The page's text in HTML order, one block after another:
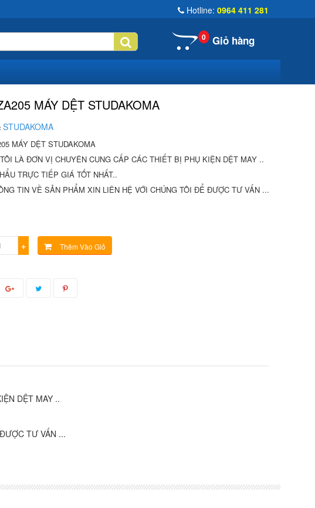
Hotline: 0964 411 281
0 Giỏ hàng
MÁY DỆT STUDAKOMA
STUDAKOMA
MÁY DỆT STUDAKOMA
LÀ ĐƠN VỊ CHUYÊN CUNG CẤP CÁC THIẾT BỊ PHỤ KIỆN DỆT MAY ..
TRỰC TIẾP GIÁ TỐT NHẤT..
TIN VỀ SẢN PHẨM XIN LIÊN HỆ VỚI CHÚNG TÔI ĐỂ ĐƯỢC TƯ VẤN ...
+ Thêm Vào Giỏ
DỆT MAY ..
TƯ VẤN ...